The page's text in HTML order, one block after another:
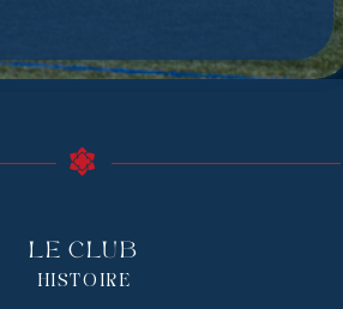
Le Club
HISTOIRE